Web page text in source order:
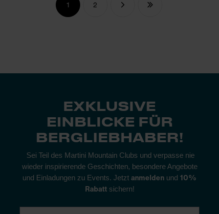
1 2
EXKLUSIVE
EINBLICKE FÜR
BERGLIEBHABER!
Sei Teil des Martini Mountain Clubs und verpasse nie
wieder inspirierende Geschichten, besondere Angebote
und Einladungen zu Events. Jetzt anmelden und 10%
Rabatt sichern!